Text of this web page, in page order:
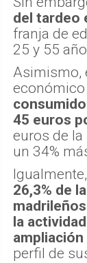
del tardeo
franja de
25 y 55
Asimismo,
económico
45 euros
euros de
un 34%
26,3% de
madrileños
la
perfil de